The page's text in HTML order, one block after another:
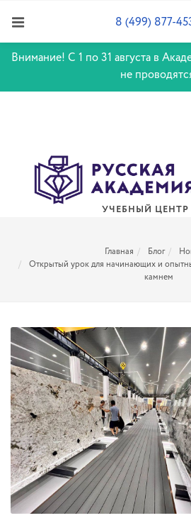
Внимание! С 1 по 31 августа в
не
УЧЕБНЫЙ ЦЕНТР
8 (499) 877-
Главная Блог
Открытый урок для начинающих и
камнем